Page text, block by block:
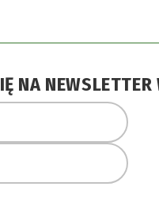
NA